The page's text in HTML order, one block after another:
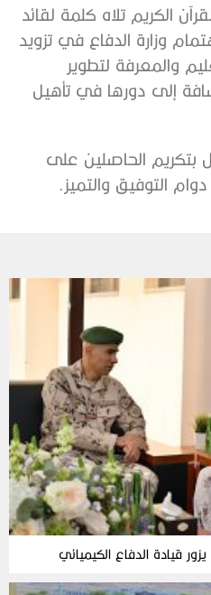
الكريم تلاه كلمة لقائد
وزارة الدفاع في تزويد
والمعرفة لتطوير
إلى دورها في تأهيل
بتكريم الحاصلين على
التوفيق والتميز.
قيادة الدفاع الكيميائي